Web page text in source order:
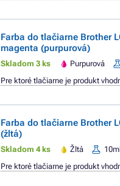
Farba do tlačiarne Brother
magenta (purpurová)
Skladom 3 ks Purpurová
Pre ktoré tlačiarne je produkt
Farba do tlačiarne Brother
(žltá)
Skladom 4 ks Žltá 10ml
Pre ktoré tlačiarne je produkt